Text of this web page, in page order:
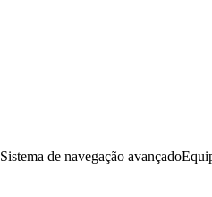
Sistema de navegação avançado